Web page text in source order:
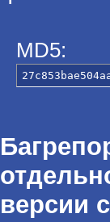
MD5:
версии